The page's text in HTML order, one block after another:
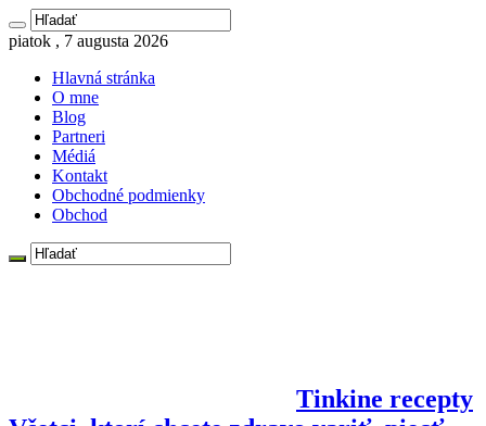
piatok , 7 augusta 2026
Hlavná stránka
O mne
Blog
Partneri
Médiá
Kontakt
Obchodné podmienky
Obchod
Tinkine recepty